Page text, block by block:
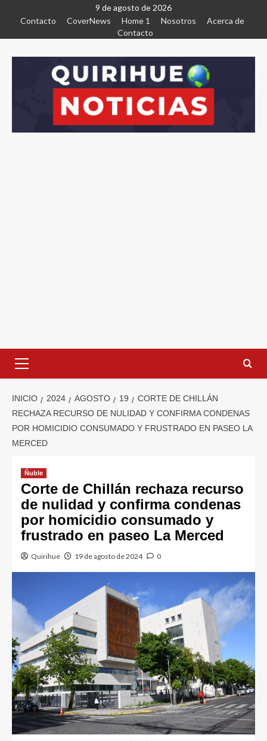
9 de agosto de 2026
Contacto
CoverNews Home 1 Nosotros
Acerca de
Contacto
INICIO 2024 AGOSTO 19
CORTE DE CHILLÁN
RECHAZA RECURSO DE NULIDAD Y CONFIRMA CONDENAS
POR HOMICIDIO CONSUMADO Y FRUSTRADO EN PASEO LA
MERCED
Ñuble
Corte de Chillán rechaza recurso
de nulidad y confirma condenas
por homicidio consumado y
frustrado en paseo La Merced
Quirihue 19 de agosto de 2024 0